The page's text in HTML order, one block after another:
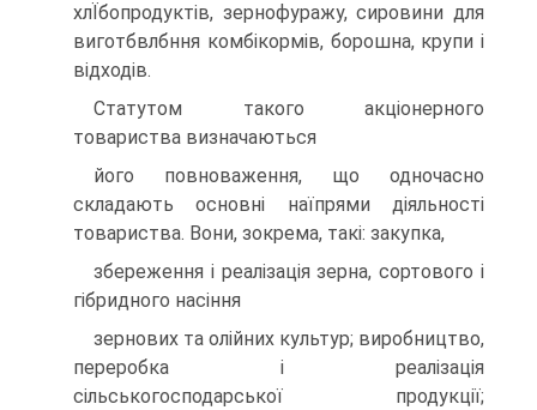
хлЇбопродуктiв, зернофуражу, сировини для
виготбвлбння комбiкормiв, борошна, крупи i
вiдходiв.
Статутом такого акцiонерного
товариства визначаються
його повноваження, що одночасно
складають основнi наїпрями дiяльностi
товариства. Вони, зокрема, такi: закупка,
збереження i реалiзацiя зерна, сортового i
гiбридного насiння
зернових та олiйних культур; виробництво,
переробка i реалiзацiя
сiльськогосподарської продукцiї;